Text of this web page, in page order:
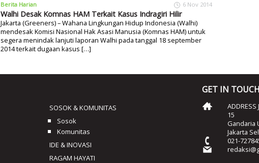
Berita Harian 6 Nov 2014
Walhi Desak Komnas HAM Terkait Kasus Indragiri Hilir
Jakarta (Greeners) – Wahana Lingkungan Hidup Indonesia (Walhi)
mendesak Komisi Nasional Hak Asasi Manusia (Komnas HAM) untuk
segera menindak lanjuti laporan Walhi pada tanggal 18 september
2014 terkait dugaan kasus […]
SOSOK & KOMUNITAS
Sosok
Komunitas
IDE & INOVASI
RAGAM HAYATI
GET IN TOUCH
15
Gandaria
Jakarta
021-